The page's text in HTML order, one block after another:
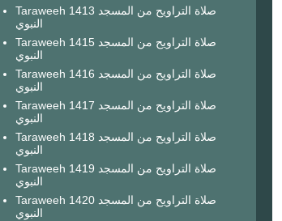
Taraweeh 1413 صلاة التراويح من المسجد
النبوي
Taraweeh 1415 صلاة التراويح من المسجد
النبوي
Taraweeh 1416 صلاة التراويح من المسجد
النبوي
Taraweeh 1417 صلاة التراويح من المسجد
النبوي
Taraweeh 1418 صلاة التراويح من المسجد
النبوي
Taraweeh 1419 صلاة التراويح من المسجد
النبوي
Taraweeh 1420 صلاة التراويح من المسجد
النبوي